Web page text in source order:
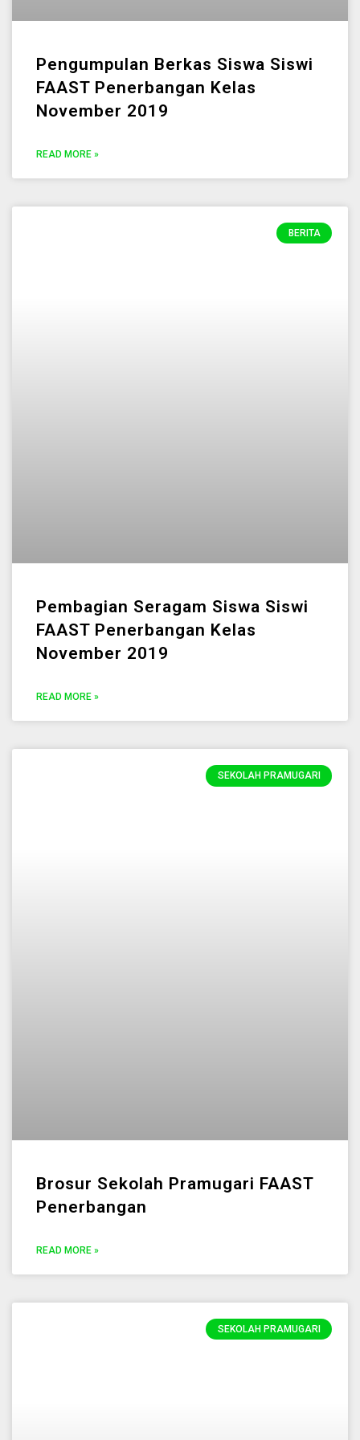
Pengumpulan Berkas Siswa Siswi
FAAST Penerbangan Kelas
November 2019
READ MORE »
BERITA
Pembagian Seragam Siswa Siswi
FAAST Penerbangan Kelas
November 2019
READ MORE »
SEKOLAH PRAMUGARI
Brosur Sekolah Pramugari FAAST
Penerbangan
READ MORE »
SEKOLAH PRAMUGARI